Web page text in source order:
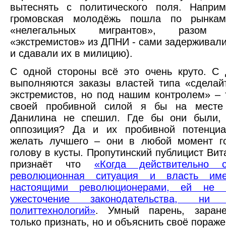
вытеснять с политического поля.
громовская молодёжь пошла по
«нелегальных мигрантов», разом
«экстремистов» из ДПНИ - сами
и сдавали их в милицию).
С одной стороны всё это очень круто. С
выполняются заказы властей типа
экстремистов, но под нашим контролем» –
своей пробивной силой я бы на месте
Данилина не спешил. Где бы они
оппозиция? Да и их пробивной
желать лучшего – они в любой момент
голову в кусты. Пропутинский публицист
признаёт что «Когда действительно
революционная ситуация и власть
настоящими революционерами, ей не
ужесточение законодательства, ни
политтехнологий». Умный парень,
только признать, но и объяснить своё